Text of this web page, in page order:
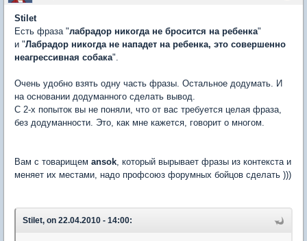
Stilet
Есть фраза "лабрадор никогда не бросится на ребенка"
и "Лабрадор никогда не нападет на ребенка, это совершенно
неагрессивная собака".
Очень удобно взять одну часть фразы. Остальное додумать. И
на основании додуманного сделать вывод.
С 2-х попыток вы не поняли, что от вас требуется целая фраза,
без додуманности. Это, как мне кажется, говорит о многом.
Вам с товарищем ansok , который вырывает фразы из контекста и
меняет их местами, надо профсоюз форумных бойцов сделать )))
Stilet, on 22.04.2010 - 14:00: